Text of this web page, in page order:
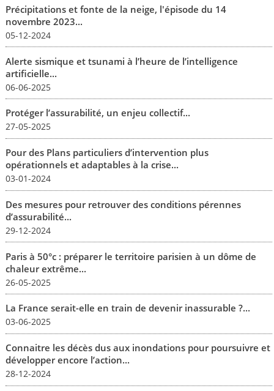
Précipitations et fonte de la neige, l'épisode du 14
novembre 2023...
05-12-2024
Alerte sismique et tsunami à l’heure de l’intelligence
artificielle...
06-06-2025
Protéger l’assurabilité, un enjeu collectif...
27-05-2025
Pour des Plans particuliers d’intervention plus
opérationnels et adaptables à la crise...
03-01-2024
Des mesures pour retrouver des conditions pérennes
d’assurabilité...
29-12-2024
Paris à 50°c : préparer le territoire parisien à un dôme de
chaleur extrême...
26-05-2025
La France serait-elle en train de devenir inassurable ?...
03-06-2025
Connaitre les décès dus aux inondations pour poursuivre et
développer encore l’action...
28-12-2024